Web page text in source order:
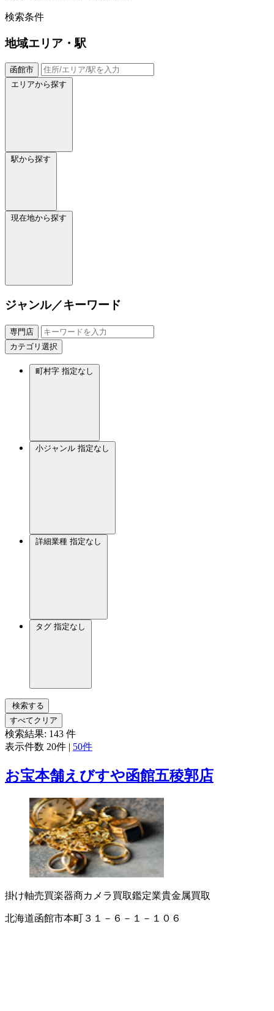
検索条件
地域エリア・駅
函館市
エリアから探す
駅から探す
現在地から探す
ジャンル／キーワード
専門店
カテゴリ選択
町村字 指定なし
小ジャンル 指定なし
詳細業種 指定なし
タグ 指定なし
検索する
すべてクリア
検索結果: 143 件
表示件数 20件 | 50件
お宝本舗えびすや函館五稜郭店
掛け軸売買楽器商カメラ買取鑑定業貴金属買取
北海道函館市本町３１－６－１－１０６